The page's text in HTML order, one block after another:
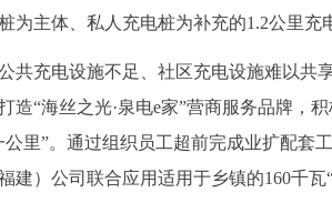
为主体、私人充电桩为补充的1.2公里充
共充电设施不足、社区充电设施难以共
造“海丝之光·泉电e家”营商服务品牌，
里”。通过组织员工超前完成业扩配套
建）公司联合应用适用于乡镇的160千